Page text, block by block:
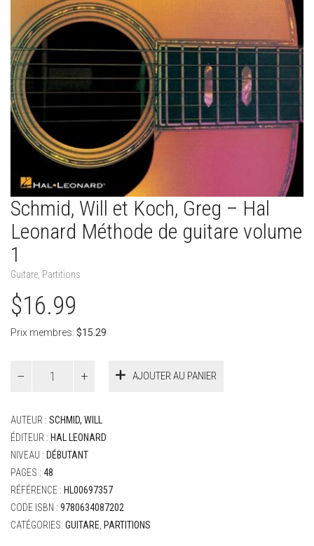
Schmid, Will et Koch, Greg – Hal
Leonard Méthode de guitare volume
1
Guitare Partitions
$16.99
Prix membres: $15.29
et
Koch,
Greg
Hal
Leonard
Méthode
de
AJOUTER AU PANIER
AUTEUR : SCHMID, WILL
ÉDITEUR : HAL LEONARD
NIVEAU : DÉBUTANT
PAGES : 48
RÉFÉRENCE : HL00697357
CODE ISBN : 9780634087202
CATÉGORIES: GUITARE PARTITIONS